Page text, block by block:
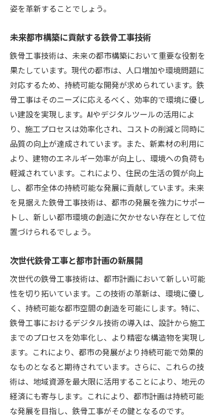
姿を革新することでしょう。
未来都市構築に貢献する鉄骨工事技術
鉄骨工事技術は、未来の都市構築において重要な役割を
果たしています。現代の都市は、人口増加や環境問題に
対応するため、持続可能な開発が求められています。鉄
骨工事はそのニーズに応えるべく、効率的で環境に優し
い建設を実現します。AIやデジタルツールの活用によ
り、施工プロセスは効率化され、コストの削減と同時に
品質の向上が達成されています。また、新素材の利用に
より、建物のエネルギー効率が向上し、環境への負荷も
軽減されています。これにより、住民の生活の質が向上
し、都市全体の持続可能な発展に貢献しています。未来
を見据えた鉄骨工事技術は、都市の発展を強力にサポー
トし、新しい都市環境の創造に欠かせない存在として位
置づけられるでしょう。
次世代鉄骨工事と都市計画の新展開
次世代の鉄骨工事技術は、都市計画において新しい可能
性を切り拓いています。この技術の革新は、環境に優し
く、持続可能な都市空間の創造を可能にします。特に、
鉄骨工事におけるデジタル技術の導入は、設計から施工
までのプロセスを効率化し、より精密な構造物を実現し
ます。これにより、都市の発展がより持続可能で効果的
なものとなると期待されています。さらに、これらの技
術は、地域資源を最大限に活用することにより、地元の
経済にも寄与します。これにより、都市計画は持続可能
な発展を目指し、鉄骨工事がその鍵となるのです。